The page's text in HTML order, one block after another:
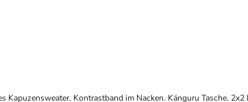
Kapuzensweater. Kontrastband im Nacken. Känguru Tasche.